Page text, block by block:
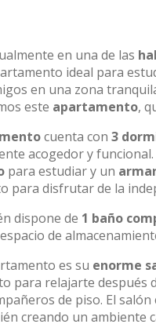
en una de las
ideal para
en una zona
este apartamento,
cuenta con 3
acogedor y
para estudiar y un
para disfrutar de la
dispone de 1 baño
de
es su enorme
para relajarte
de piso. El salón
creando un ambiente